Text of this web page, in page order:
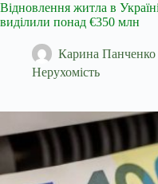
Відновлення житла в
виділили понад €350 млн
Карина Панченко
Нерухомість